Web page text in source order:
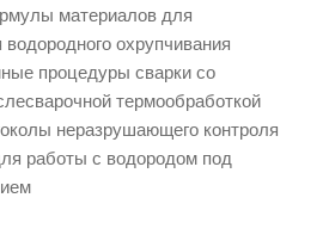
материалов для
охрупчивания
процедуры сварки со
термообработкой
неразрушающего контроля
работы с водородом под